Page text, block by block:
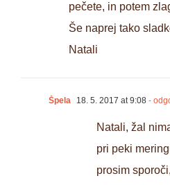
pečete, in potem
Še naprej tako
Natali
Špela 18. 5. 2017 at 9:08 -
Natali, žal
pri peki
prosim